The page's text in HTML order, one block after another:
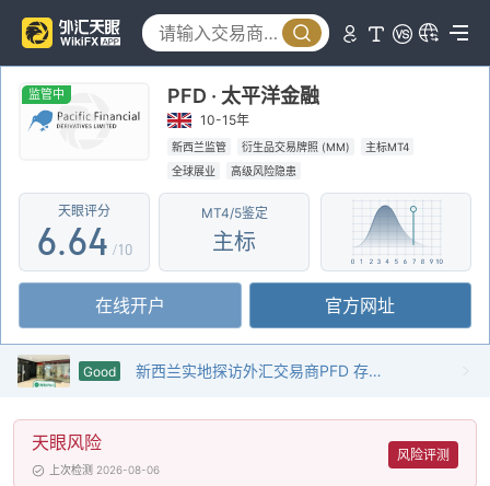
监管中 PFD · 太平洋金融
10-15年
新西兰监管 衍生品交易牌照 (MM)
主标MT4
全球展业
高级风险隐患
天眼评分
1
2
3
5
6
7
8
9
.
1
2
3
5
6
7
8
9
0
1
3
4
5
6
7
8
9
/10
MT4/5鉴定
主标
在线开户 官方网址
Good 新西兰实地探访外汇交易商PFD 存在真实展业场所
天眼风险
上次检测 2026-08-06
风险评测